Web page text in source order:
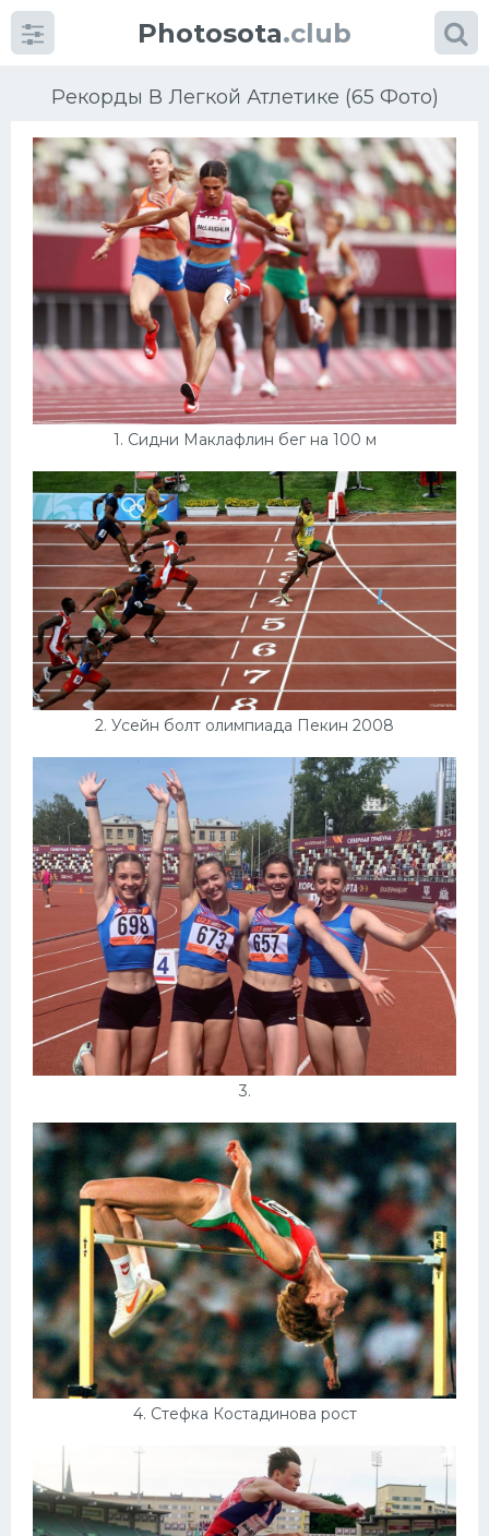
Photosota.club
Рекорды В Легкой Атлетике (65 Фото)
1. Сидни Маклафлин бег на 100 м
2. Усейн болт олимпиада Пекин 2008
3.
4. Стефка Костадинова рост
КатегорииФото
Много картинок...
Футбол
Баскетбол
Велогонки
Конькобежный спорт
Тренажеры
Интерьеры квартир